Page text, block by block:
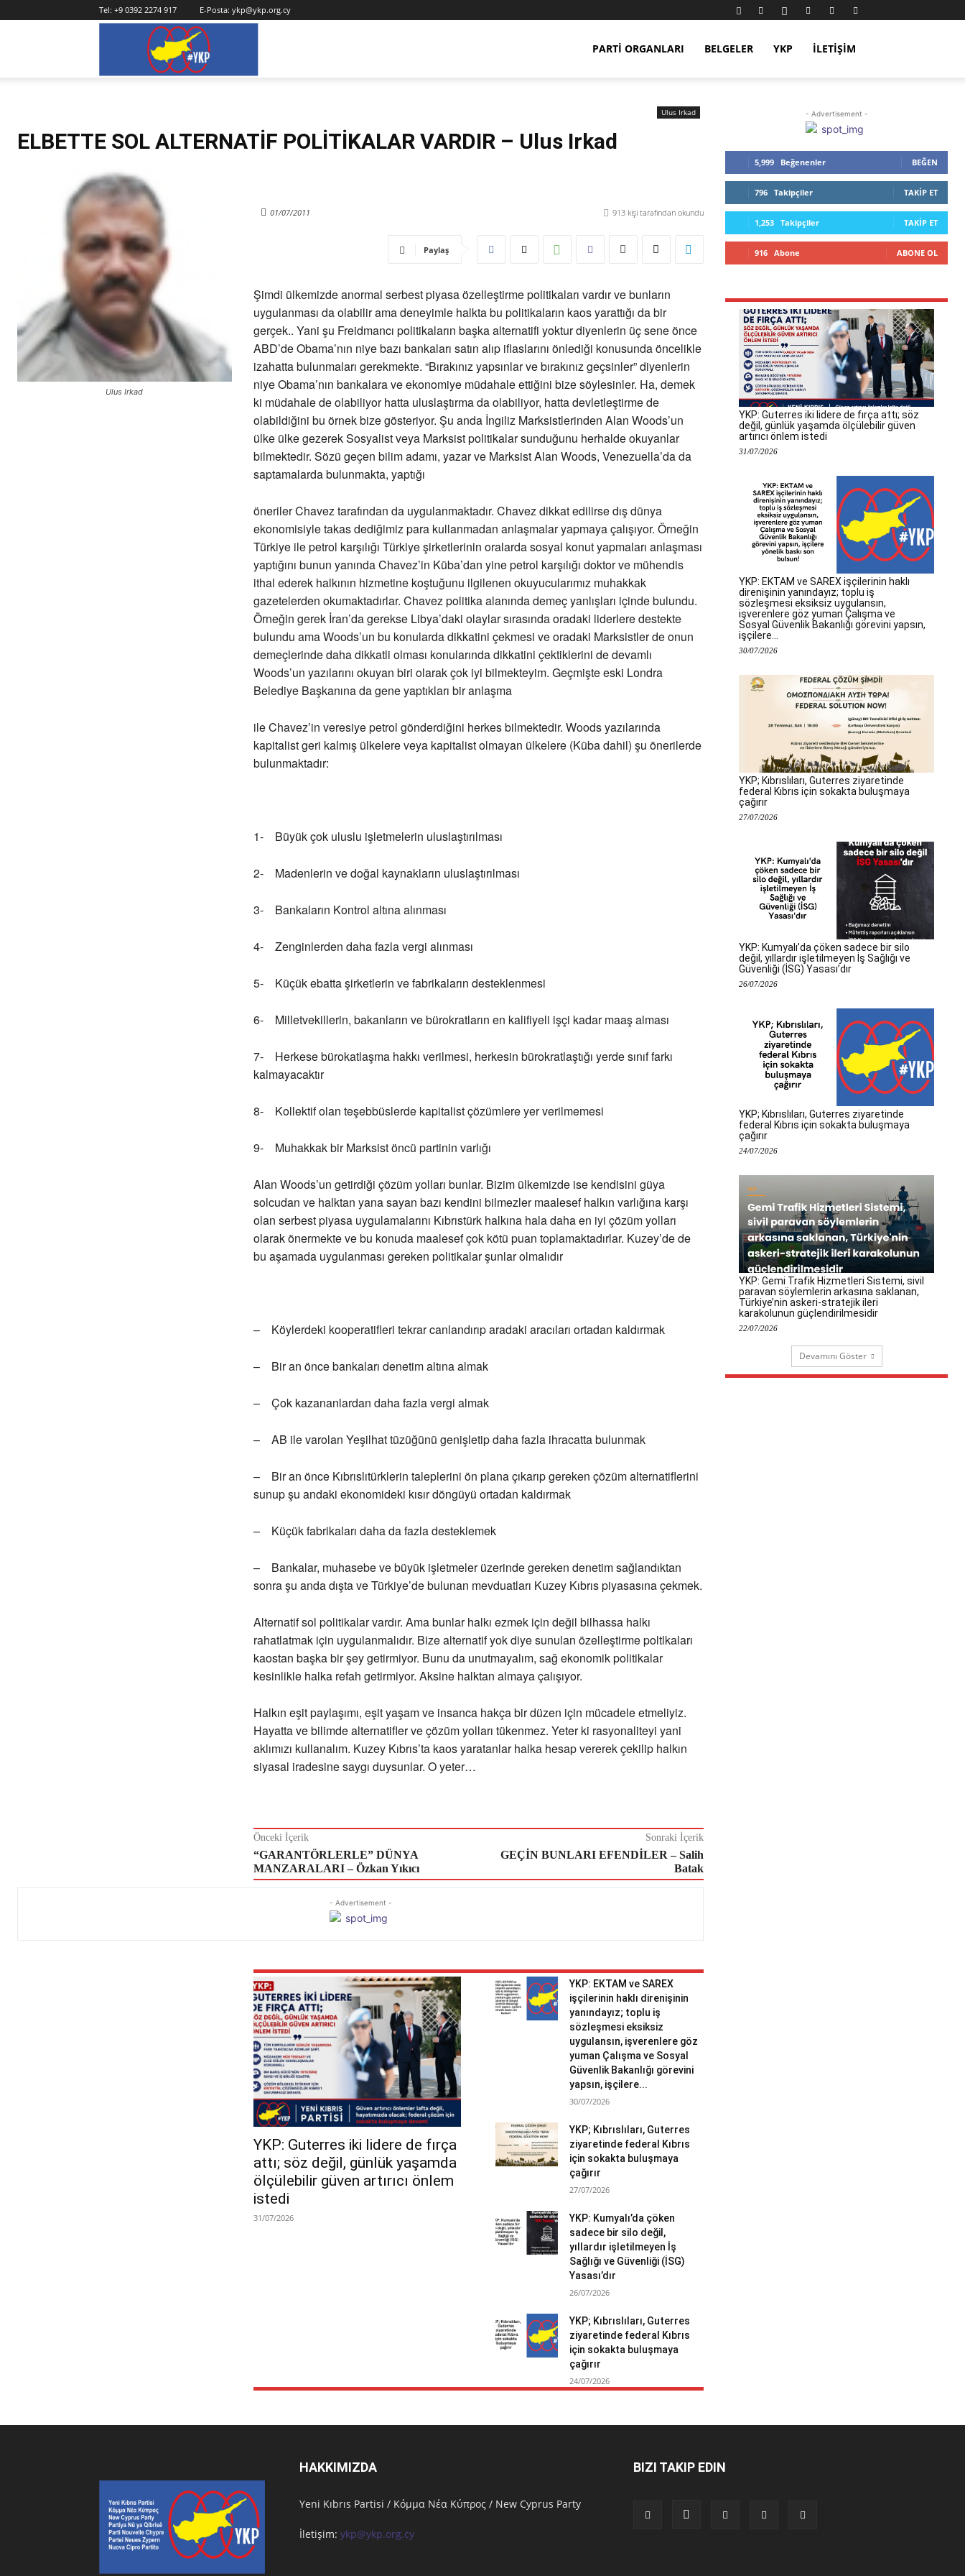
Tel: +9 0392 2274 917 E-Posta: ykp@ykp.org.cy
PARTI ORGANLARI BELGELER YKP İLETIŞIM
Ulus Irkad
ELBETTE SOL ALTERNATİF POLİTİKALAR VARDIR – Ulus Irkad
Ulus Irkad
913kişi tarafından okundu
01/07/2011
Paylaş
Şimdi ülkemizde anormal serbest piyasa özelleştirme politikaları vardır ve bunların
uygulanması da olabilir ama deneyimle halkta bu politikaların kaos yarattığı da bir
gerçek.. Yani şu Freidmancı politikaların başka alternatifi yoktur diyenlerin üç sene önce
ABD’de Obama’nın niye bazı bankaları satın alıp iflaslarını önlediği konusunda öncelikle
izahatta bulunmaları gerekmekte. “Bırakınız yapsınlar ve bırakınız geçsinler” diyenlerin
niye Obama’nın bankalara ve ekonomiye müdahale ettiğini bize söylesinler. Ha, demek
ki müdahale de olabiliyor hatta uluslaştırma da olabiliyor, hatta devletleştirme de
olabildiğini bu örnek bize gösteriyor. Şu anda İngiliz Marksistlerinden Alan Woods’un
ülke ülke gezerek Sosyalist veya Marksist politikalar sunduğunu herhalde okuyanlar
bilmektedir. Sözü geçen bilim adamı, yazar ve Marksist Alan Woods, Venezuella’da da
saptamalarda bulunmakta, yaptığı
öneriler Chavez tarafından da uygulanmaktadır. Chavez dikkat edilirse dış dünya
ekonomisiyle takas dediğimiz para kullanmadan anlaşmalar yapmaya çalışıyor. Örneğin
Türkiye ile petrol karşılığı Türkiye şirketlerinin oralarda sosyal konut yapmaları anlaşması
yaptığını bunun yanında Chavez’in Küba’dan yine petrol karşılığı doktor ve mühendis
ithal ederek halkının hizmetine koştuğunu ilgilenen okuyucularımız muhakkak
gazetelerden okumaktadırlar. Chavez politika alanında demeç yanlışları içinde bulundu.
Örneğin gerek İran’da gerekse Libya’daki olaylar sırasında oradaki liderlere destekte
bulundu ama Woods’un bu konularda dikkatini çekmesi ve oradaki Marksistler de onun
demeçlerinde daha dikkatli olması konularında dikkatini çektiklerini de devamlı
Woods’un yazılarını okuyan biri olarak çok iyi bilmekteyim. Geçmişte eski Londra
Belediye Başkanına da gene yaptıkları bir anlaşma
ile Chavez’in veresiye petrol gönderdiğini herkes bilmektedir. Woods yazılarında
kapitalist geri kalmış ülkelere veya kapitalist olmayan ülkelere (Küba dahil) şu önerilerde
bulunmaktadır:
1- Büyük çok uluslu işletmelerin uluslaştırılması
2- Madenlerin ve doğal kaynakların uluslaştırılması
3- Bankaların Kontrol altına alınması
4- Zenginlerden daha fazla vergi alınması
5- Küçük ebatta şirketlerin ve fabrikaların desteklenmesi
6- Milletvekillerin, bakanların ve bürokratların en kalifiyeli işçi kadar maaş alması
7- Herkese bürokatlaşma hakkı verilmesi, herkesin bürokratlaştığı yerde sınıf farkı
kalmayacaktır
8- Kollektif olan teşebbüslerde kapitalist çözümlere yer verilmemesi
9- Muhakkak bir Marksist öncü partinin varlığı
Alan Woods’un getirdiği çözüm yolları bunlar. Bizim ülkemizde ise kendisini güya
solcudan ve halktan yana sayan bazı kendini bilmezler maalesef halkın varlığına karşı
olan serbest piyasa uygulamalarını Kıbrıstürk halkına hala daha en iyi çözüm yolları
olarak önermekte ve bu konuda maalesef çok kötü puan toplamaktadırlar. Kuzey’de de
bu aşamada uygulanması gereken politikalar şunlar olmalıdır
– Köylerdeki kooperatifleri tekrar canlandırıp aradaki aracıları ortadan kaldırmak
– Bir an önce bankaları denetim altına almak
– Çok kazananlardan daha fazla vergi almak
– AB ile varolan Yeşilhat tüzüğünü genişletip daha fazla ihracatta bulunmak
– Bir an önce Kıbrıslıtürklerin taleplerini ön plana çıkarıp gereken çözüm alternatiflerini
sunup şu andaki ekonomideki kısır döngüyü ortadan kaldırmak
– Küçük fabrikaları daha da fazla desteklemek
– Bankalar, muhasebe ve büyük işletmeler üzerinde gereken denetim sağlandıktan
sonra şu anda dışta ve Türkiye’de bulunan mevduatları Kuzey Kıbrıs piyasasına çekmek.
Alternatif sol politikalar vardır. Ama bunlar halkı ezmek için değil bilhassa halkı
rahatlatmak için uygulanmalıdır. Bize alternatif yok diye sunulan özelleştirme poltlkaları
kaostan başka bir şey getirmiyor. Bunu da unutmayalım, sağ ekonomik politikalar
kesinlikle halka refah getirmiyor. Aksine halktan almaya çalışıyor.
Halkın eşit paylaşımı, eşit yaşam ve insanca hakça bir düzen için mücadele etmeliyiz.
Hayatta ve bilimde alternatifler ve çözüm yolları tükenmez. Yeter ki rasyonaliteyi yani
aklımızı kullanalım. Kuzey Kıbrıs’ta kaos yaratanlar halka hesap vererek çekilip halkın
siyasal iradesine saygı duysunlar. O yeter…
Önceki İçerik
“GARANTÖRLERLE” DÜNYA
MANZARALARI – Özkan Yıkıcı
Sonraki İçerik
GEÇİN BUNLARI EFENDİLER – Salih
Batak
- Advertisement -
YKP: Guterres iki lidere de fırça
attı; söz değil, günlük yaşamda
ölçülebilir güven artırıcı önlem
istedi
31/07/2026
YKP: EKTAM ve SAREX
işçilerinin haklı direnişinin
yanındayız; toplu iş
sözleşmesi eksiksiz
uygulansın, işverenlere göz
yuman Çalışma ve Sosyal
Güvenlik Bakanlığı görevini
yapsın, işçilere...
30/07/2026
YKP; Kıbrıslıları, Guterres
ziyaretinde federal Kıbrıs
için sokakta buluşmaya
çağırır
27/07/2026
YKP: Kumyalı’da çöken
sadece bir silo değil,
yıllardır işletilmeyen İş
Sağlığı ve Güvenliği (İSG)
Yasası’dır
26/07/2026
YKP; Kıbrıslıları, Guterres
ziyaretinde federal Kıbrıs
için sokakta buluşmaya
çağırır
24/07/2026
- Advertisement -
5,999 Beğenenler BEĞEN
796 Takipçiler TAKIP ET
1,253 Takipçiler TAKIP ET
916 Abone ABONE OL
YKP: Guterres iki lidere de fırça attı; söz
değil, günlük yaşamda ölçülebilir güven
artırıcı önlem istedi
31/07/2026
YKP: EKTAM ve SAREX işçilerinin haklı
direnişinin yanındayız; toplu iş
sözleşmesi eksiksiz uygulansın,
işverenlere göz yuman Çalışma ve
Sosyal Güvenlik Bakanlığı görevini yapsın,
işçilere...
30/07/2026
YKP; Kıbrıslıları, Guterres ziyaretinde
federal Kıbrıs için sokakta buluşmaya
çağırır
27/07/2026
YKP: Kumyalı’da çöken sadece bir silo
değil, yıllardır işletilmeyen İş Sağlığı ve
Güvenliği (İSG) Yasası’dır
26/07/2026
YKP; Kıbrıslıları, Guterres ziyaretinde
federal Kıbrıs için sokakta buluşmaya
çağırır
24/07/2026
YKP: Gemi Trafik Hizmetleri Sistemi, sivil
paravan söylemlerin arkasına saklanan,
Türkiye’nin askeri-stratejik ileri
karakolunun güçlendirilmesidir
22/07/2026
Devamını Göster
HAKKIMIZDA
Υeni Kıbrıs Partisi / Κόμμα Νέα Κύπρος / New Cyprus Party
İletişim: ykp@ykp.org.cy
BIZI TAKIP EDIN